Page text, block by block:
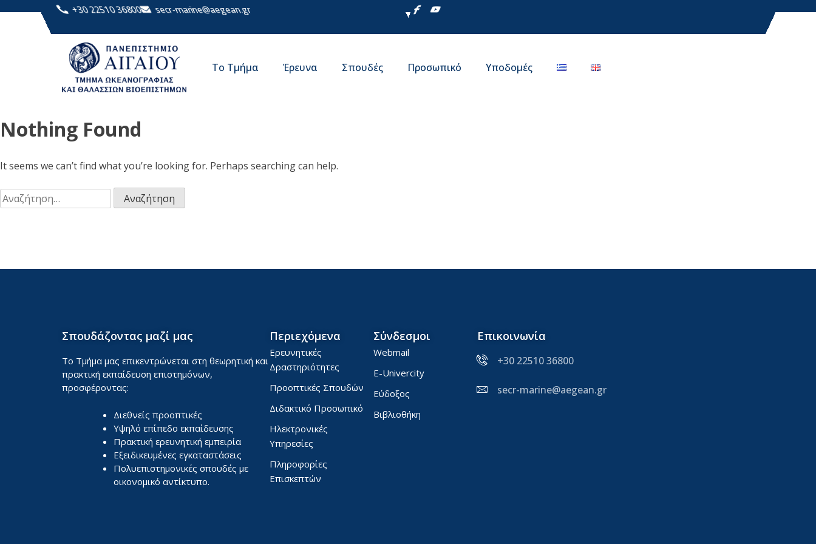
+30 22510 36800 secr-marine@aegean.gr
Το Τμήμα Έρευνα Σπουδές Προσωπικό Υποδομές
Nothing Found
It seems we can’t find what you’re looking for. Perhaps searching can help.
Σπουδάζοντας μαζί μας
Το Τμήμα μας επικεντρώνεται στη θεωρητική και
πρακτική εκπαίδευση επιστημόνων,
προσφέροντας:
Διεθνείς προοπτικές
Υψηλό επίπεδο εκπαίδευσης
Πρακτική ερευνητική εμπειρία
Εξειδικευμένες εγκαταστάσεις
Πολυεπιστημονικές σπουδές με
οικονομικό αντίκτυπο.
Περιεχόμενα
Ερευνητικές
Δραστηριότητες
Προοπτικές Σπουδών
Διδακτικό Προσωπικό
Ηλεκτρονικές
Υπηρεσίες
Πληροφορίες
Επισκεπτών
Σύνδεσμοι
Webmail
E-Univercity
Εύδοξος
Βιβλιοθήκη
Επικοινωνία
+30 22510 36800
secr-marine@aegean.gr